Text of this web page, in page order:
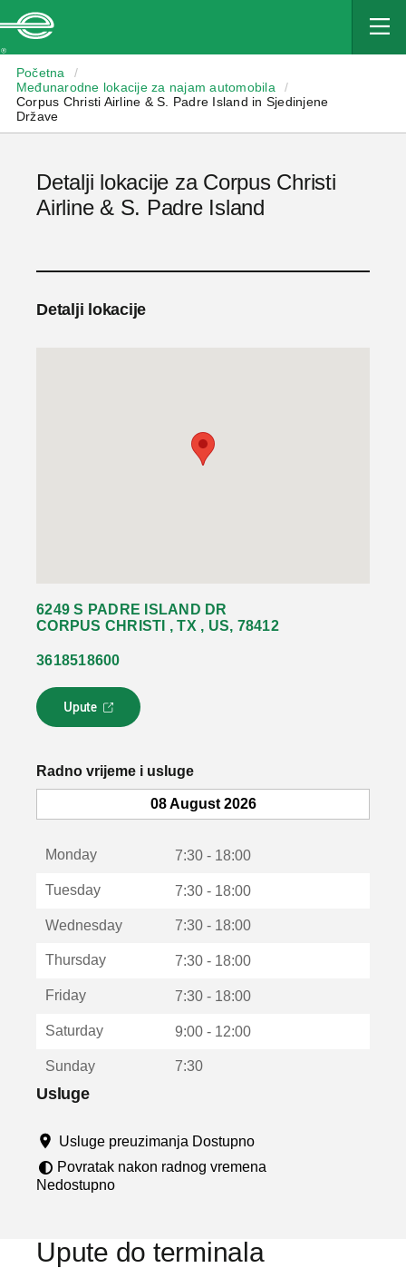
Početna
/
Međunarodne lokacije za najam automobila
/
Corpus Christi Airline & S. Padre Island in Sjedinjene
Države
Detalji lokacije za Corpus Christi
Airline & S. Padre Island
Detalji lokacije
6249 S PADRE ISLAND DR
CORPUS CHRISTI , TX , US, 78412
3618518600
Upute
L
i
k
o
u
u
Radno vrijeme i usluge
08 August 2026
Monday 7:30 - 18:00
Tuesday 7:30 - 18:00
Wednesday 7:30 - 18:00
Thursday 7:30 - 18:00
Friday 7:30 - 18:00
Saturday 9:00 - 12:00
Sunday 7:30
Usluge
Usluge preuzimanja Dostupno
Povratak nakon radnog vremena
Nedostupno
Upute do terminala